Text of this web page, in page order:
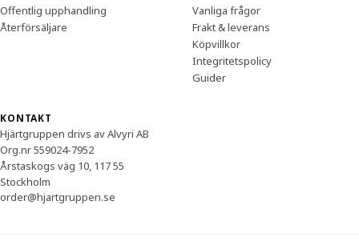
Offentlig upphandling
Återförsäljare
Vanliga frågor
Frakt & leverans
Köpvillkor
Integritetspolicy
Guider
KONTAKT
Hjärtgruppen drivs av Alvyri AB
Org.nr 559024-7952
Årstaskogs väg 10, 117 55
Stockholm
order@hjartgruppen.se